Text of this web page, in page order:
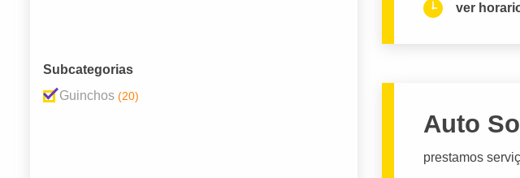
Subcategorias
Guinchos (20)
ver
Auto
prestamos